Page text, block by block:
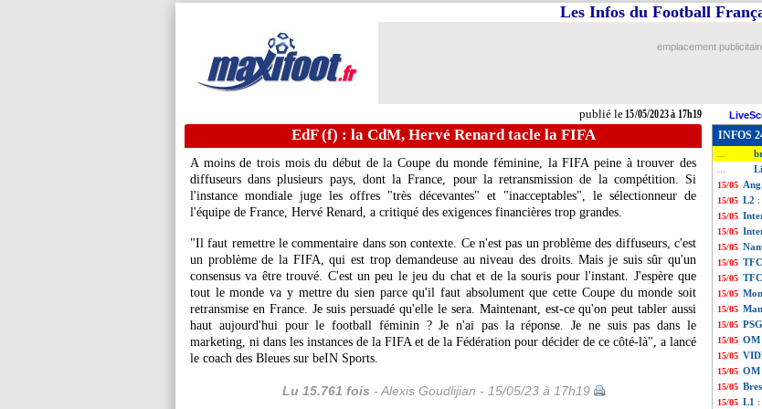
publié le15/05/2023 à 17h19
Les Infos du Football
emplacement
EdF (f) : la CdM, Hervé Renard tacle la FIFA
A moins de trois mois du début de la Coupe du monde féminine, la FIFA peine à trouver des
diffuseurs dans plusieurs pays, dont la France, pour la retransmission de la compétition. Si
l'instance mondiale juge les offres "très décevantes" et "inacceptables", le sélectionneur de
l'équipe de France, Hervé Renard, a critiqué des exigences financières trop grandes.
"Il faut remettre le commentaire dans son contexte. Ce n'est pas un problème des diffuseurs, c'est
un problème de la FIFA, qui est trop demandeuse au niveau des droits. Mais je suis sûr qu'un
consensus va être trouvé. C'est un peu le jeu du chat et de la souris pour l'instant. J'espère que
tout le monde va y mettre du sien parce qu'il faut absolument que cette Coupe du monde soit
retransmise en France. Je suis persuadé qu'elle le sera. Maintenant, est-ce qu'on peut tabler aussi
haut aujourd'hui pour le football féminin ? Je n'ai pas la réponse. Je ne suis pas dans le
marketing, ni dans les instances de la FIFA et de la Fédération pour décider de ce côté-là", a lancé
le coach des Bleues sur beIN Sports.
Lu 15.761 fois - Alexis Goudlijian - 15/05/23 à 17h19
INFOS
15/05
15/05 L2
15/05
15/05
15/05
15/05 TFC
15/05 TFC
15/05
15/05
15/05 PSG
15/05 OM
15/05
15/05 OM
15/05
15/05 L1